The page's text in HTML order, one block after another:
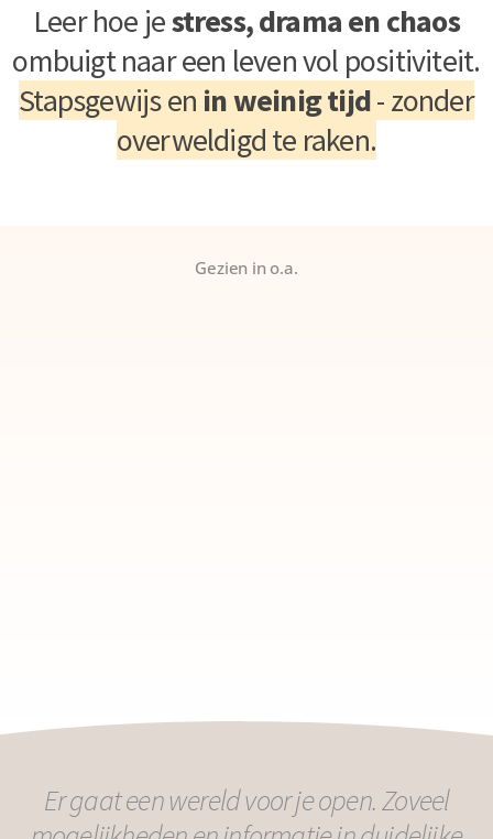
Leer hoe jestress, drama en chaos
ombuigt naar een leven vol positiviteit.
Stapsgewijs en in weinig tijd- zonder
overweldigd te raken.
Gezien in o.a.
Er gaat een wereld voor je open. Zoveel